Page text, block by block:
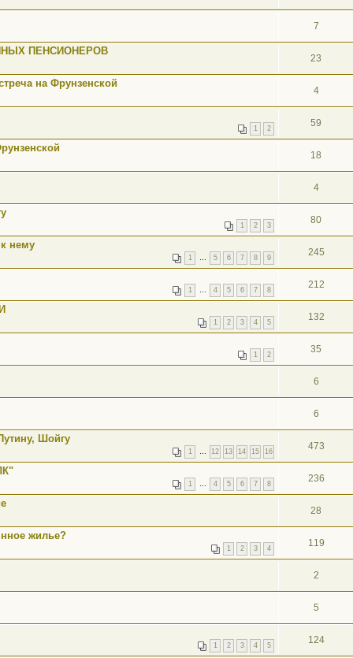
7
ПЕНСИОНЕРОВ
23
на Фрунзенской
4
1 2 59
18
4
1 2 3 80
нему
1 … 5 6 7 8 9 245
1 … 4 5 6 7 8 212
1 2 3 4 5 132
1 2 35
6
6
Шойгу
1 … 12 13 14 15 16 473
1 … 4 5 6 7 8 236
28
жилье?
1 2 3 4 119
2
5
1 2 3 4 5 124